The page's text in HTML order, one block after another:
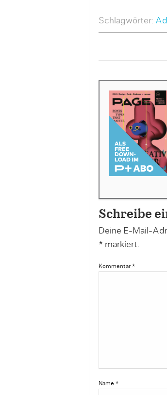
Schlagwörter:
Schreibe
Deine E-Mail-
*markiert.
Kommentar *
Name *